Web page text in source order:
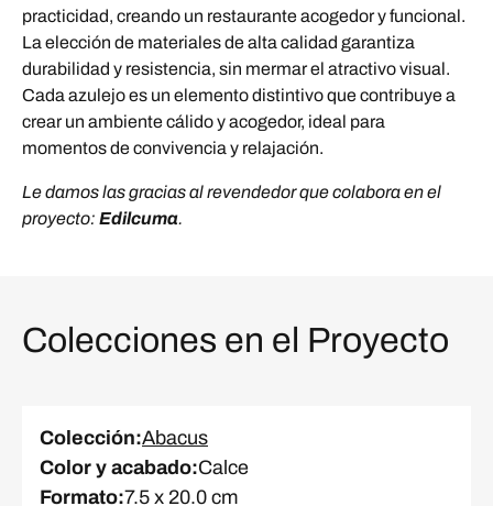
practicidad, creando un restaurante acogedor y funcional.
La elección de materiales de alta calidad garantiza
durabilidad y resistencia, sin mermar el atractivo visual.
Cada azulejo es un elemento distintivo que contribuye a
crear un ambiente cálido y acogedor, ideal para
momentos de convivencia y relajación.
Le damos las gracias al revendedor que colabora en el
proyecto: Edilcuma.
Colecciones en el Proyecto
Colección:Abacus
Color y acabado:Calce
Formato:7.5 x 20.0 cm